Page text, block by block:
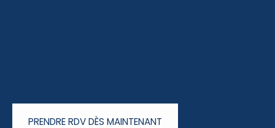
PRENDRE RDV DÈS MAINTENANT